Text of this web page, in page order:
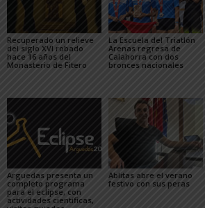
Recuperado un relieve
del siglo XVI robado
hace 16 años del
Monasterio de Fitero
La Escuela del Triatlón
Arenas regresa de
Calahorra con dos
bronces nacionales
Arguedas presenta un
completo programa
para el eclipse, con
actividades científicas,
Ablitas abre el verano
festivo con sus peras